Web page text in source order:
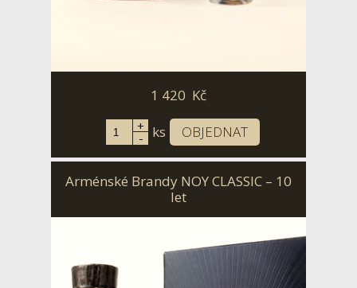
1 420 Kč
+
- ks OBJEDNAT
Arménské Brandy NOY CLASSIC – 10
let